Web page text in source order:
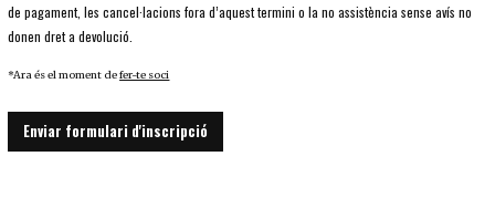
de pagament, les cancel·lacions fora d’aquest termini o la no assistència sense avís no
donen dret a devolució.
*Ara és el moment defer-te soci
Enviar formulari d'inscripció